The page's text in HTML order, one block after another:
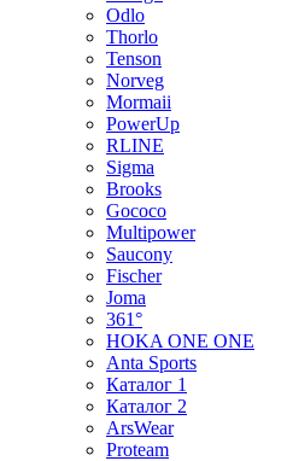
Odlo
Thorlo
Tenson
Norveg
Mormaii
PowerUp
RLINE
Sigma
Brooks
Gococo
Multipower
Saucony
Fischer
Joma
361°
HOKA ONE ONE
Anta Sports
Каталог 1
Каталог 2
ArsWear
Proteam